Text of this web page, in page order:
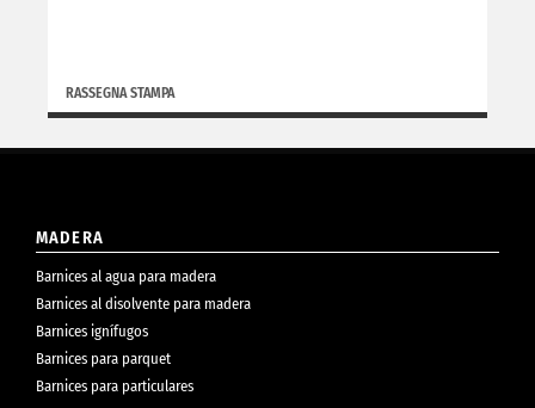
RASSEGNA STAMPA
MADERA
Barnices al agua para madera
Barnices al disolvente para madera
Barnices ignífugos
Barnices para parquet
Barnices para particulares